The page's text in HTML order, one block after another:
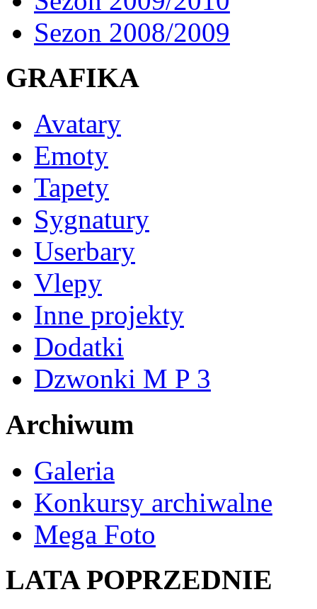
Sezon 2008/2009
GRAFIKA
Avatary
Emoty
Tapety
Sygnatury
Userbary
Vlepy
Inne projekty
Dodatki
Dzwonki M P 3
Archiwum
Galeria
Konkursy archiwalne
Mega Foto
LATA POPRZEDNIE